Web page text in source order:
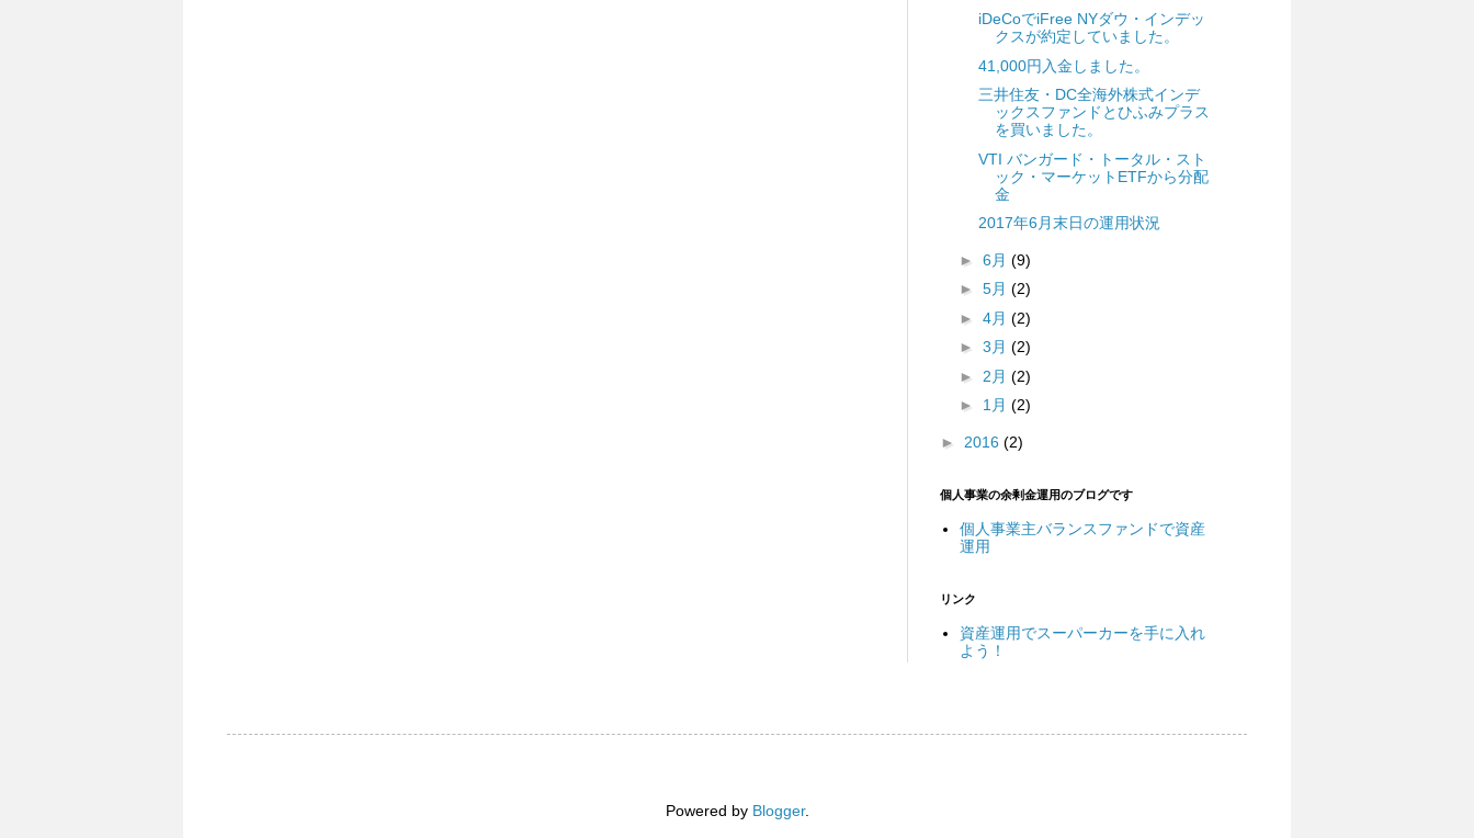
iDeCoでiFree NYダウ・インデッ
クスが約定していました。
41,000円入金しました。
三井住友・DC全海外株式インデ
ックスファンドとひふみプラス
を買いました。
VTI バンガード・トータル・スト
ック・マーケットETFから分配
金
2017年6月末日の運用状況
► 6月 (9)
► 5月 (2)
► 4月 (2)
► 3月 (2)
► 2月 (2)
► 1月 (2)
► 2016 (2)
個人事業の余剰金運用のブログです
個人事業主バランスファンドで資産
運用
リンク
資産運用でスーパーカーを手に入れ
よう！
Powered by Blogger.